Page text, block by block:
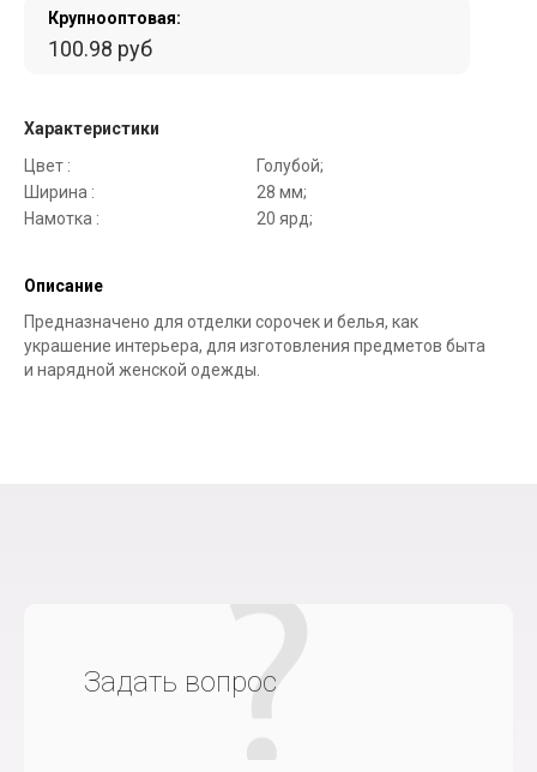
Крупнооптовая:
100.98 руб
Характеристики
Цвет :
Голубой;
Ширина :
28 мм;
Намотка :
20 ярд;
Описание
Предназначено для отделки сорочек и белья, как
украшение интерьера, для изготовления предметов быта
и нарядной женской одежды.
Задать вопрос